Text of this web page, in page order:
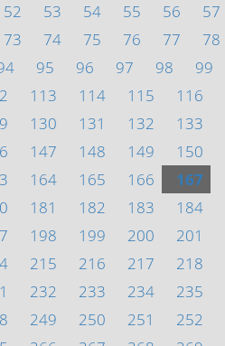
52 53 54 55 56 57
73 74 75 76 77 78
95 96 97 98 99
113 114 115 116
130 131 132 133
147 148 149 150
164 165 166 167
181 182 183 184
198 199 200 201
215 216 217 218
232 233 234 235
249 250 251 252